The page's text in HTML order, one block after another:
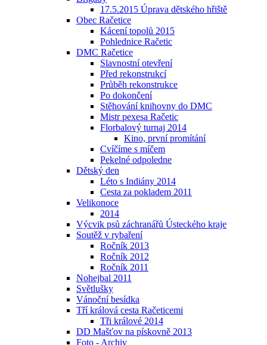
17.5.2015 Úprava dětského hřiště
Obec Račetice
Kácení topolů 2015
Pohlednice Račetic
DMC Račetice
Slavnostní otevření
Před rekonstrukcí
Průběh rekonstrukce
Po dokončení
Stěhování knihovny do DMC
Mistr pexesa Račetic
Florbalový turnaj 2014
Kino, první promítání
Cvíčíme s míčem
Pekelné odpoledne
Dětský den
Léto s Indiány 2014
Cesta za pokladem 2011
Velikonoce
2014
Výcvik psů záchranářů Ústeckého kraje
Soutěž v rybaření
Ročník 2013
Ročník 2012
Ročník 2011
Nohejbal 2011
Světlušky
Vánoční besídka
Tří králová cesta Račeticemi
Tři králové 2014
DD Mašťov na pískovně 2013
Foto - Archiv